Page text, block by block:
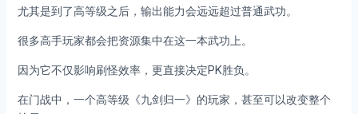
尤其是到了高等级之后，输出能力会远远超过普通武功。
很多高手玩家都会把资源集中在这一本武功上。
因为它不仅影响刷怪效率，更直接决定PK胜负。
在门战中，一个高等级《九剑归一》的玩家，甚至可以改变整个